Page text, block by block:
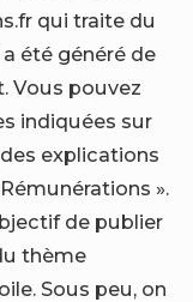
qui traite du
été généré de
Vous pouvez
indiquées sur
explications
».
de publier
thème
Sous peu, on